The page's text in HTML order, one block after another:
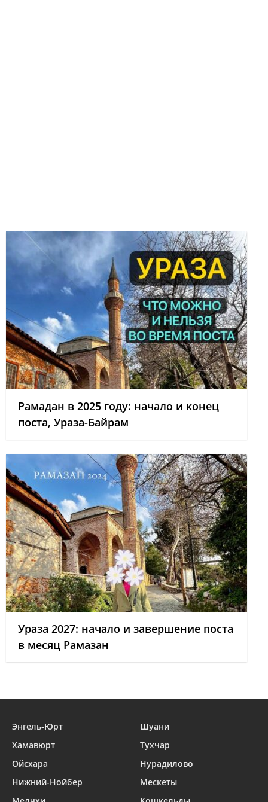
Рамадан в 2025 году: начало и конец
поста, Ураза-Байрам
Ураза 2027: начало и завершение поста
в месяц Рамазан
Энгель-Юрт
Шуани
Хамавюрт
Тухчар
Ойсхара
Нурадилово
Нижний-Нойбер
Мескеты